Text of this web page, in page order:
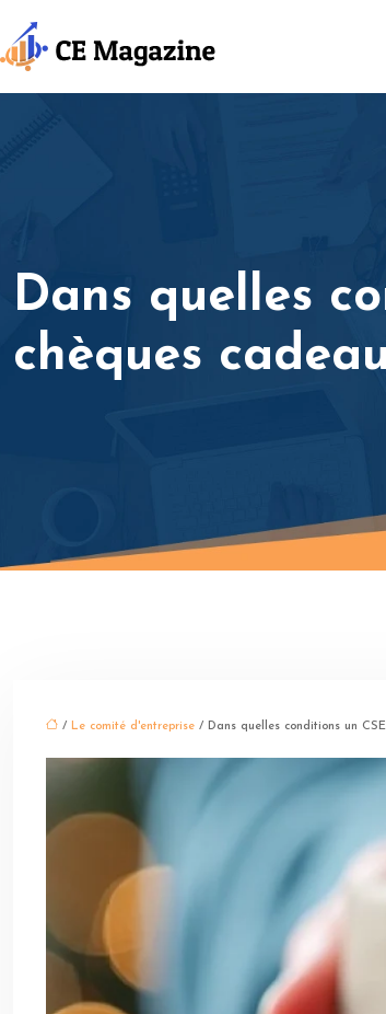
Dans quelles
chèques
/ Le comité d'entreprise / Dans quelles conditions un